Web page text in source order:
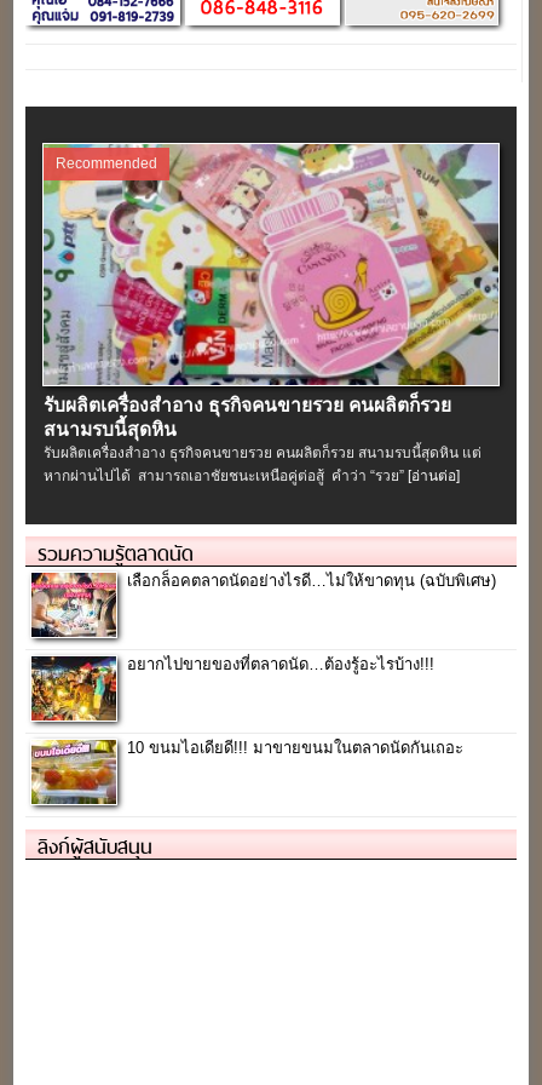
Recommended
รับผลิตเครื่องสําอาง ธุรกิจคนขายรวย คนผลิตก็รวย
สนามรบนี้สุดหิน
รับผลิตเครื่องสําอาง ธุรกิจคนขายรวย คนผลิตก็รวย สนามรบนี้สุดหิน แต่
หากผ่านไปได้ สามารถเอาชัยชนะเหนือคู่ต่อสู้ คำว่า “รวย”[อ่านต่อ]
รวมความรู้ตลาดนัด
เลือกล็อคตลาดนัดอย่างไรดี…ไม่ให้ขาดทุน (ฉบับพิเศษ)
อยากไปขายของที่ตลาดนัด…ต้องรู้อะไรบ้าง!!!
10 ขนมไอเดียดี!!! มาขายขนมในตลาดนัดกันเถอะ
ลิงก์ผู้สนับสนุน